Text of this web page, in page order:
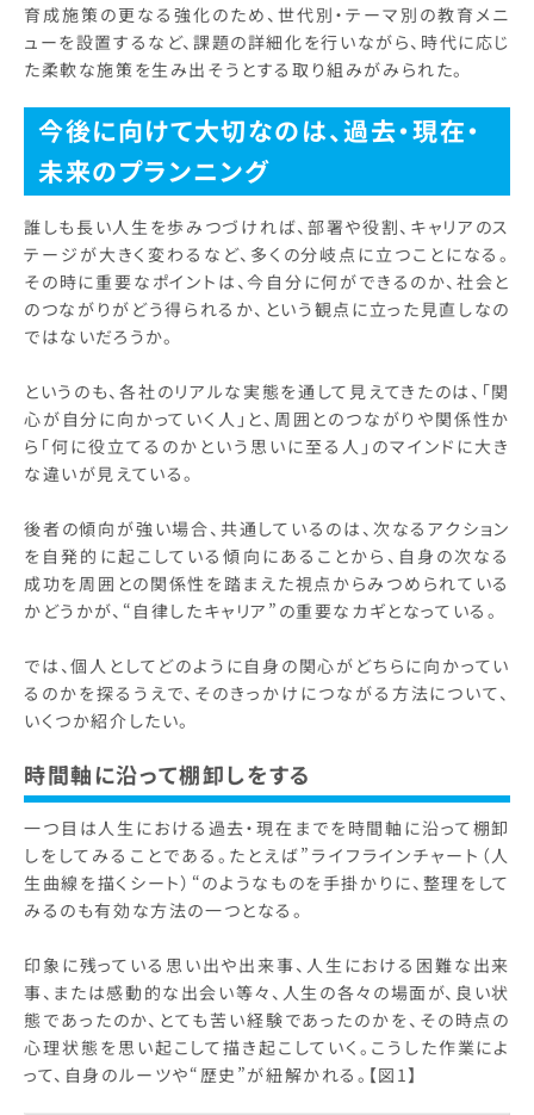
育成施策の更なる強化のため、世代別・テーマ別の教育メニ
ューを設置するなど、課題の詳細化を行いながら、時代に応じ
た柔軟な施策を生み出そうとする取り組みがみられた。
今後に向けて大切なのは、過去・現在・
未来のプランニング
誰しも長い人生を歩みつづければ、部署や役割、キャリアのス
テージが大きく変わるなど、多くの分岐点に立つことになる。
その時に重要なポイントは、今自分に何ができるのか、社会と
のつながりがどう得られるか、という観点に立った見直しなの
ではないだろうか。
というのも、各社のリアルな実態を通して見えてきたのは、「関
心が自分に向かっていく人」と、周囲とのつながりや関係性か
ら「何に役立てるのかという思いに至る人」のマインドに大き
な違いが見えている。
後者の傾向が強い場合、共通しているのは、次なるアクション
を自発的に起こしている傾向にあることから、自身の次なる
成功を周囲との関係性を踏まえた視点からみつめられている
かどうかが、“自律したキャリア”の重要なカギとなっている。
では、個人としてどのように自身の関心がどちらに向かってい
るのかを探るうえで、そのきっかけにつながる方法について、
いくつか紹介したい。
時間軸に沿って棚卸しをする
一つ目は人生における過去・現在までを時間軸に沿って棚卸
しをしてみることである。たとえば”ライフラインチャート（人
生曲線を描くシート）“のようなものを手掛かりに、整理をして
みるのも有効な方法の一つとなる。
印象に残っている思い出や出来事、人生における困難な出来
事、または感動的な出会い等々、人生の各々の場面が、良い状
態であったのか、とても苦い経験であったのかを、その時点の
心理状態を思い起こして描き起こしていく。こうした作業によ
って、自身のルーツや“歴史”が紐解かれる。【図1】